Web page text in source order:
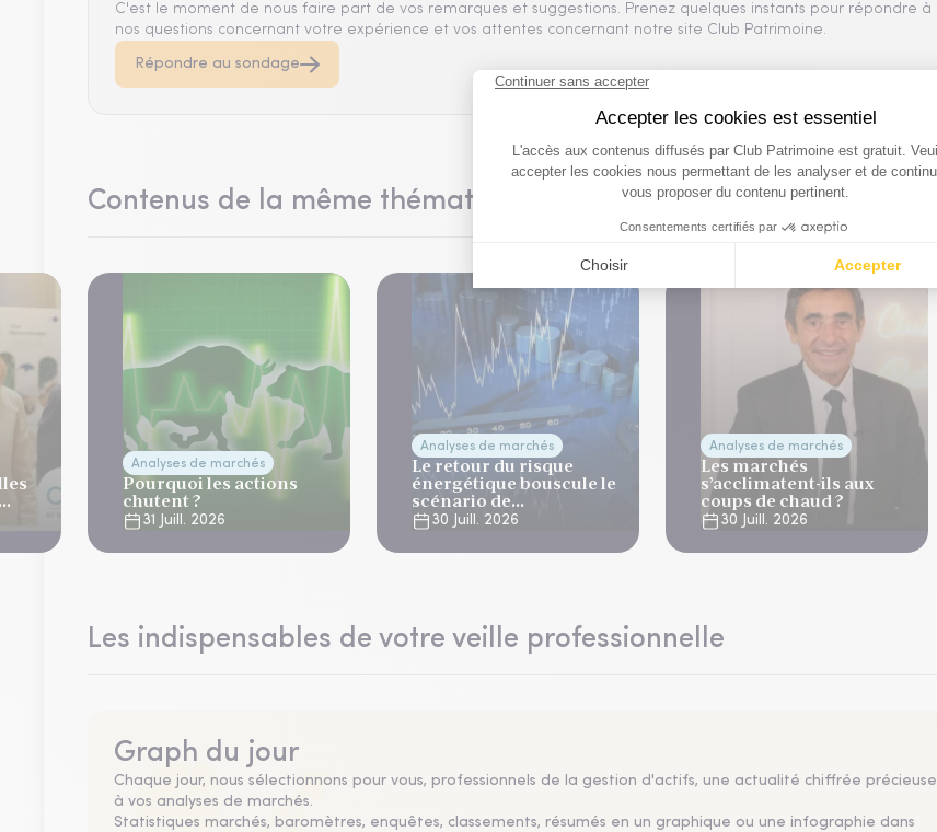
C'est le moment de nous faire part de vos remarques et suggestions. Prenez quelques instants pour répondre à
nos questions concernant votre expérience et vos attentes concernant notre site Club Patrimoine.
Répondre au sondage
Contenus de la même thématique
Analyses de marchés
Pourquoi les actions
chutent ?
31 Juill. 2026
Analyses de marchés
Le retour du risque
énergétique bouscule le
scénario de
normalisation
30 Juill. 2026
Analyses de marchés
Les marchés
s’acclimatent-ils aux
coups de chaud ?
30 Juill. 2026
Les indispensables de votre veille professionnelle
Graph du jour
Chaque jour, nous sélectionnons pour vous, professionnels de la gestion d'actifs, une actualité chiffrée précieuse
à vos analyses de marchés.
Statistiques marchés, baromètres, enquêtes, classements, résumés en un graphique ou une infographie dans